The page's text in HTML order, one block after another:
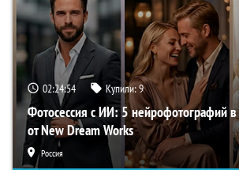
02:24:53 Купили:9
Фотосессия с ИИ: 5 нейрофотографий
от New Dream Works
Россия